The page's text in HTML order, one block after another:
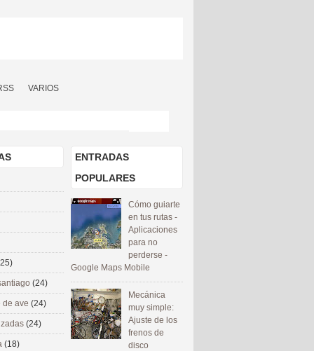
VARIOS
ENTRADAS
POPULARES
Cómo guiarte
en tus rutas -
Aplicaciones
para no
perderse -
Google Maps Mobile
Mecánica
muy simple:
Ajuste de los
frenos de
disco
(24)
de ave (24)
(24)
(18)